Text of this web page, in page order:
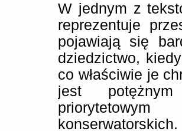
W jednym z
reprezentuje
pojawiają się
dziedzictwo,
co właściwie je
jest